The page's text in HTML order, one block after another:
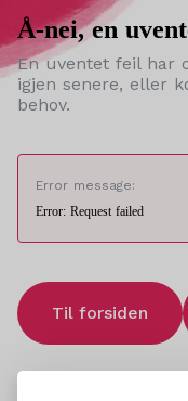
Å-nei, en
En uventet feil har
igjen senere, eller
behov.
Error message:
Error: Request failed
Til forsiden